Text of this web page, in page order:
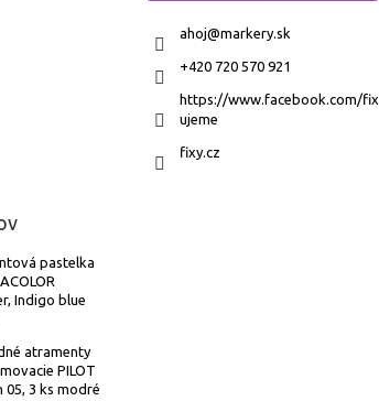
ahoj@markery.sk
+420 720 570 921
https://www.facebook.com/fix
ujeme
fixy.cz
pastelka
Indigo blue
atramenty
PILOT
05, 3 ks modré